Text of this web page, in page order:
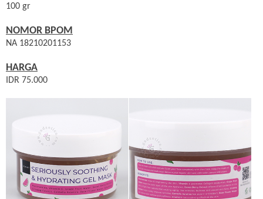
100 gr
NOMOR BPOM
NA 18210201153
HARGA
IDR 75.000